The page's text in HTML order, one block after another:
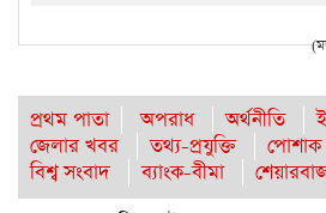
প্রথম পাতা অপরাধ অর্থনীতি
জেলার খবর
তথ্য-প্রযুক্তি পোশাক
বিশ্ব সংবাদ
ব্যাংক-বীমা